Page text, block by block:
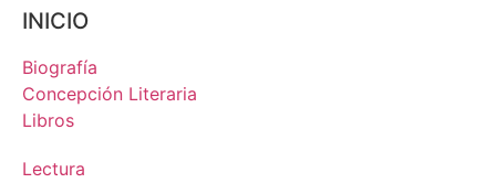
INICIO
Biografía
Concepción Literaria
Libros
Lectura